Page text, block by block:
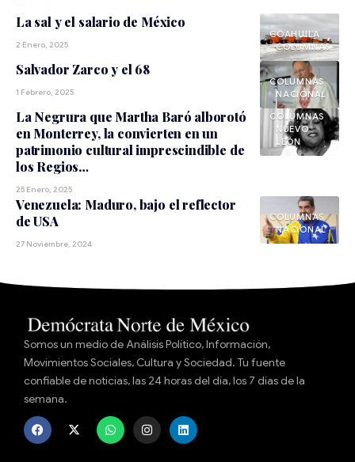
COAHUILA
COLUMNAS‏
La sal y el salario de México
2 Enero, 2025
COLUMNAS‏
NACIONAL
Salvador Zarco y el 68
1 Febrero, 2025
NUEVO
LEÓN
La Negrura que Martha Baró alborotó
en Monterrey, la convierten en un
patrimonio cultural imprescindible de
los Regios…
25 Enero, 2025
COLUMNAS‏
NACIONAL
Venezuela: Maduro, bajo el reflector
de USA
27 Noviembre, 2024
Somos un medio de Análisis Político, Información,
Movimientos Sociales, Cultura y Sociedad. Tu fuente
confiable de noticias, las 24 horas del día, los 7 días de la
semana.